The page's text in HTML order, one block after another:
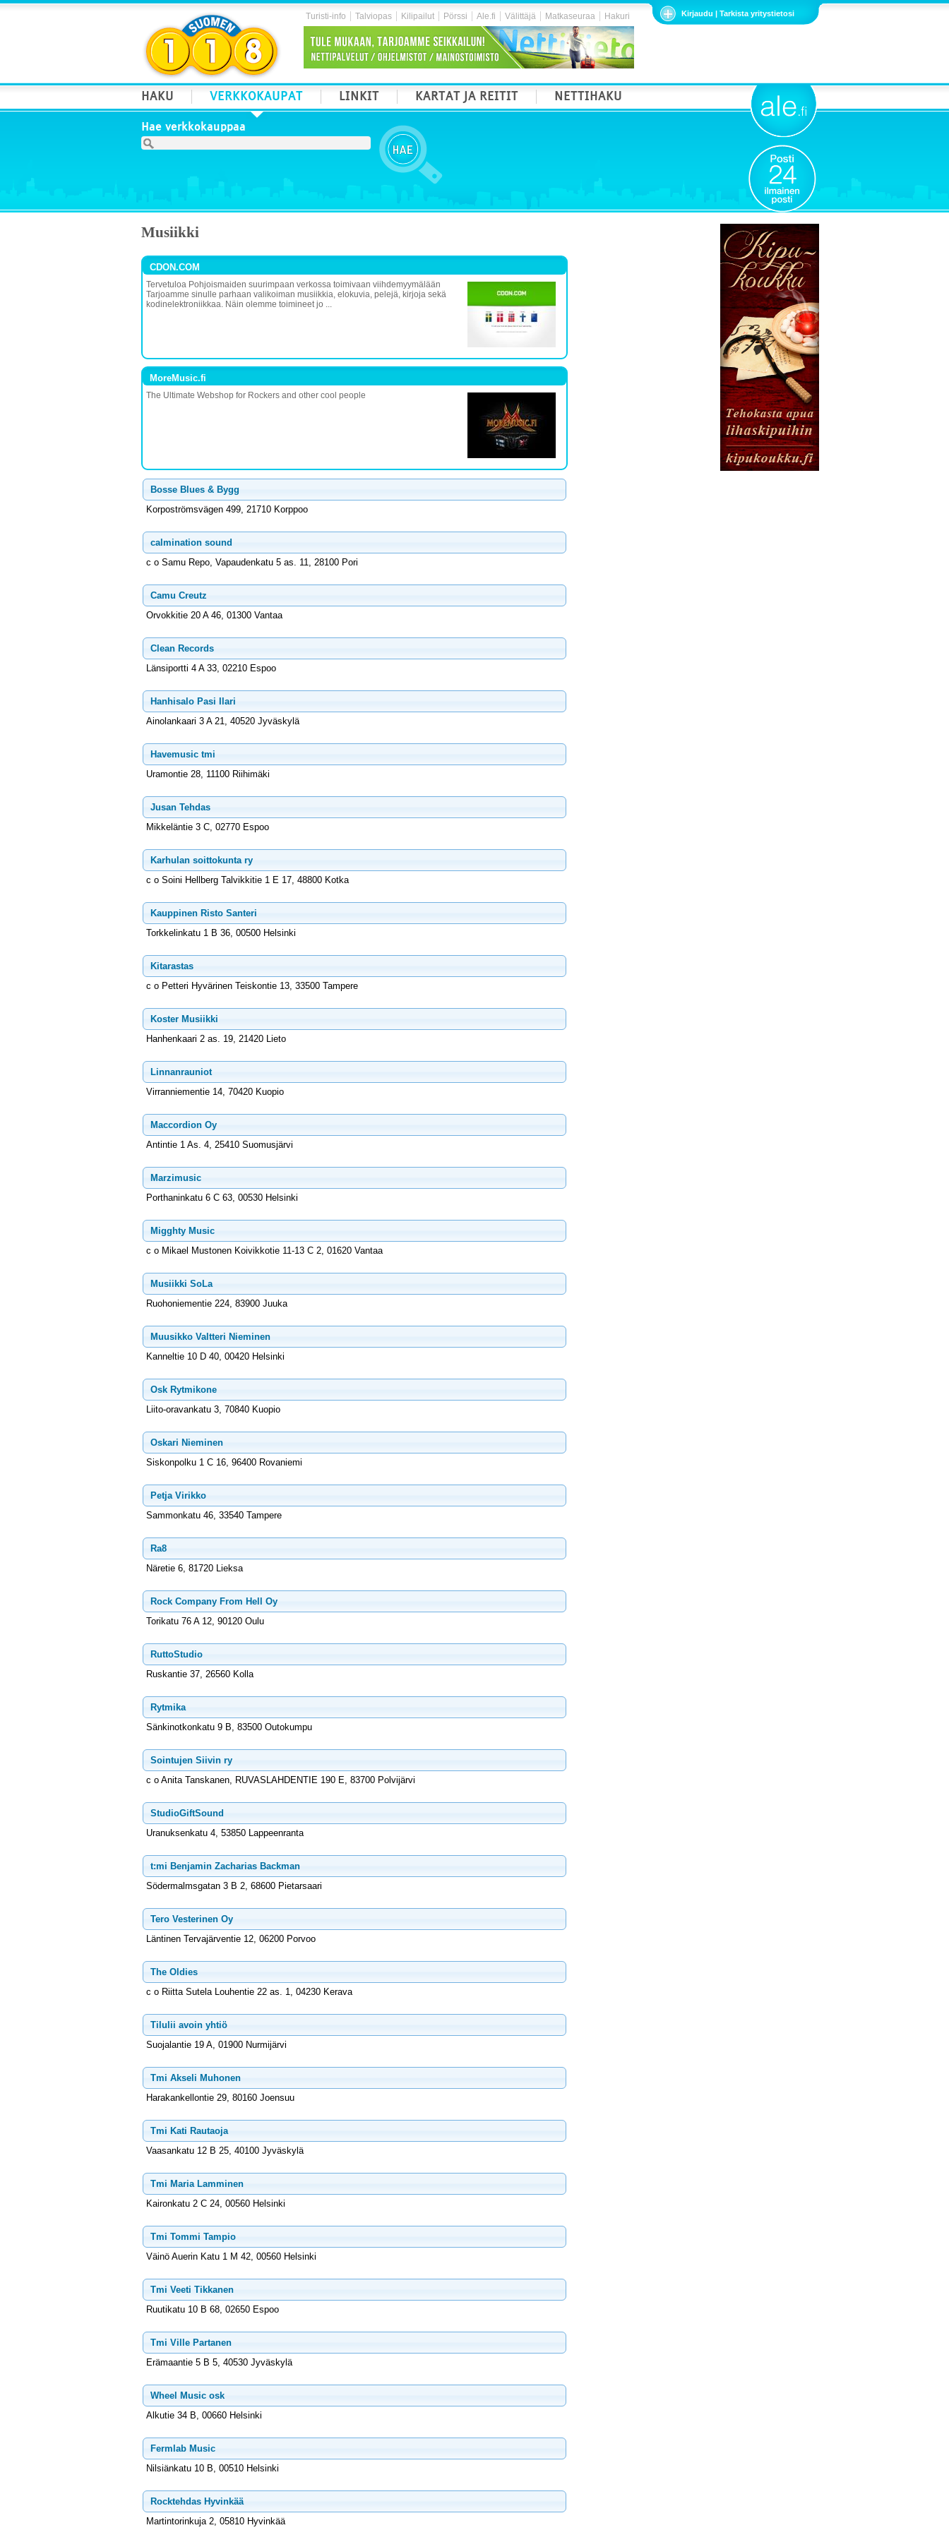
Kirjaudu | Tarkista yritystietosi
Turisti-info Talviopas Kilipailut Pörssi Ale.fi Välittäjä Matkaseuraa Hakuri
HAKU VERKKOKAUPAT LINKIT KARTAT JA REITIT NETTIHAKU
Hae verkkokauppaa
Musiikki
CDON.COM
Tervetuloa Pohjoismaiden suurimpaan verkossa toimivaan viihdemyymälään
Tarjoamme sinulle parhaan valikoiman musiikkia, elokuvia, pelejä, kirjoja sekä
kodinelektroniikkaa. Näin olemme toimineet jo ...
MoreMusic.fi
The Ultimate Webshop for Rockers and other cool people
Bosse Blues & Bygg
Korpoströmsvägen 499, 21710 Korppoo
calmination sound
c o Samu Repo, Vapaudenkatu 5 as. 11, 28100 Pori
Camu Creutz
Orvokkitie 20 A 46, 01300 Vantaa
Clean Records
Länsiportti 4 A 33, 02210 Espoo
Hanhisalo Pasi Ilari
Ainolankaari 3 A 21, 40520 Jyväskylä
Havemusic tmi
Uramontie 28, 11100 Riihimäki
Jusan Tehdas
Mikkeläntie 3 C, 02770 Espoo
Karhulan soittokunta ry
c o Soini Hellberg Talvikkitie 1 E 17, 48800 Kotka
Kauppinen Risto Santeri
Torkkelinkatu 1 B 36, 00500 Helsinki
Kitarastas
c o Petteri Hyvärinen Teiskontie 13, 33500 Tampere
Koster Musiikki
Hanhenkaari 2 as. 19, 21420 Lieto
Linnanrauniot
Virranniementie 14, 70420 Kuopio
Maccordion Oy
Antintie 1 As. 4, 25410 Suomusjärvi
Marzimusic
Porthaninkatu 6 C 63, 00530 Helsinki
Migghty Music
c o Mikael Mustonen Koivikkotie 11-13 C 2, 01620 Vantaa
Musiikki SoLa
Ruohoniementie 224, 83900 Juuka
Muusikko Valtteri Nieminen
Kanneltie 10 D 40, 00420 Helsinki
Osk Rytmikone
Liito-oravankatu 3, 70840 Kuopio
Oskari Nieminen
Siskonpolku 1 C 16, 96400 Rovaniemi
Petja Virikko
Sammonkatu 46, 33540 Tampere
Ra8
Näretie 6, 81720 Lieksa
Rock Company From Hell Oy
Torikatu 76 A 12, 90120 Oulu
RuttoStudio
Ruskantie 37, 26560 Kolla
Rytmika
Sänkinotkonkatu 9 B, 83500 Outokumpu
Sointujen Siivin ry
c o Anita Tanskanen, RUVASLAHDENTIE 190 E, 83700 Polvijärvi
StudioGiftSound
Uranuksenkatu 4, 53850 Lappeenranta
t:mi Benjamin Zacharias Backman
Södermalmsgatan 3 B 2, 68600 Pietarsaari
Tero Vesterinen Oy
Läntinen Tervajärventie 12, 06200 Porvoo
The Oldies
c o Riitta Sutela Louhentie 22 as. 1, 04230 Kerava
Tilulii avoin yhtiö
Suojalantie 19 A, 01900 Nurmijärvi
Tmi Akseli Muhonen
Harakankellontie 29, 80160 Joensuu
Tmi Kati Rautaoja
Vaasankatu 12 B 25, 40100 Jyväskylä
Tmi Maria Lamminen
Kaironkatu 2 C 24, 00560 Helsinki
Tmi Tommi Tampio
Väinö Auerin Katu 1 M 42, 00560 Helsinki
Tmi Veeti Tikkanen
Ruutikatu 10 B 68, 02650 Espoo
Tmi Ville Partanen
Erämaantie 5 B 5, 40530 Jyväskylä
Wheel Music osk
Alkutie 34 B, 00660 Helsinki
Fermlab Music
Nilsiänkatu 10 B, 00510 Helsinki
Rocktehdas Hyvinkää
Martintorinkuja 2, 05810 Hyvinkää